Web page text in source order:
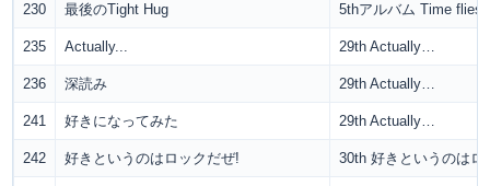
230 最後のTight Hug 5thアルバム Time flies
235 Actually... 29th Actually…
236 深読み 29th Actually…
241 好きになってみた 29th Actually…
242 好きというのはロックだぜ! 30th 好きというのはロ